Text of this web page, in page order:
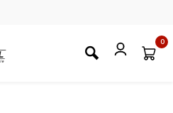
0